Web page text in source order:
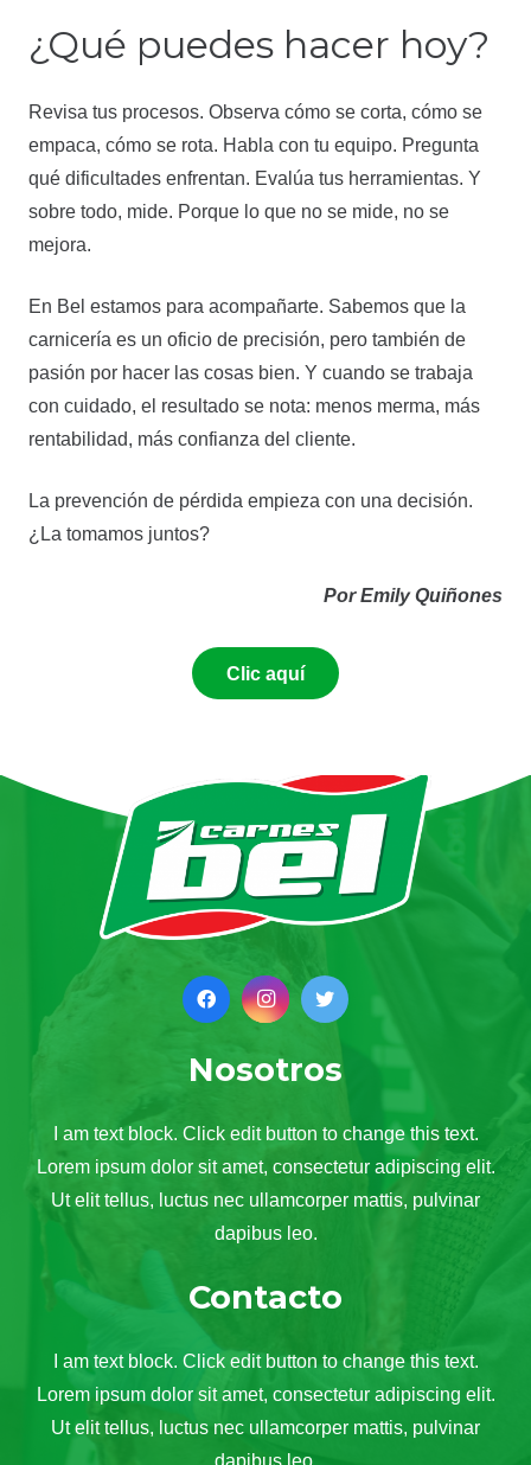
¿Qué puedes hacer hoy?
Revisa tus procesos. Observa cómo se corta, cómo se
empaca, cómo se rota. Habla con tu equipo. Pregunta
qué dificultades enfrentan. Evalúa tus herramientas. Y
sobre todo, mide. Porque lo que no se mide, no se
mejora.
En Bel estamos para acompañarte. Sabemos que la
carnicería es un oficio de precisión, pero también de
pasión por hacer las cosas bien. Y cuando se trabaja
con cuidado, el resultado se nota: menos merma, más
rentabilidad, más confianza del cliente.
La prevención de pérdida empieza con una decisión.
¿La tomamos juntos?
Por Emily Quiñones
Clic aquí
Nosotros
I am text block. Click edit button to change this text.
Lorem ipsum dolor sit amet, consectetur adipiscing elit.
Ut elit tellus, luctus nec ullamcorper mattis, pulvinar
dapibus leo.
Contacto
I am text block. Click edit button to change this text.
Lorem ipsum dolor sit amet, consectetur adipiscing elit.
Ut elit tellus, luctus nec ullamcorper mattis, pulvinar